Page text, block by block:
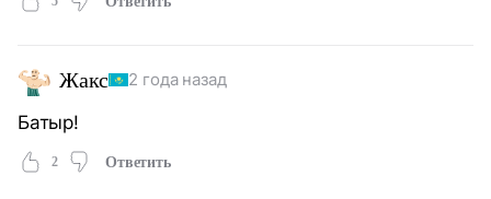
Жакс 2 года назад
Батыр!
2 Ответить